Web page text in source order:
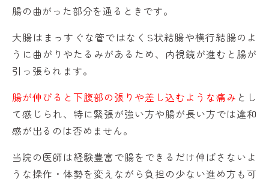
腸の曲がった部分を通るときです。
大腸はまっすぐな管ではなくS状結腸や横行結腸のよ
うに曲がりやたるみがあるため、内視鏡が進むと腸が
引っ張られます。
腸が伸びると下腹部の張りや差し込むような痛み とし
て感じられ、特に緊張が強い方や腸が長い方では違和
感が出るのは否めません。
当院の医師は経験豊富で腸をできるだけ伸ばさないよ
うな操作・体勢を変えながら負担の少ない進め方も可